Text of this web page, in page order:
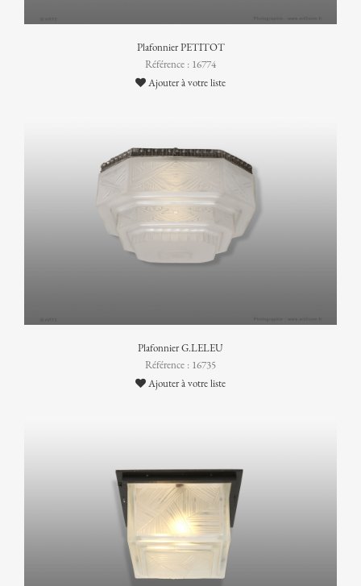
Plafonnier PETITOT
Référence : 16774
Ajouter à votre liste
Plafonnier G.LELEU
Référence : 16735
Ajouter à votre liste